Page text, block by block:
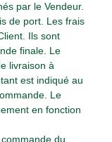
par le Vendeur.
de port. Les frais
Ils sont
finale. Le
livraison à
est indiqué au
Le
en fonction
du